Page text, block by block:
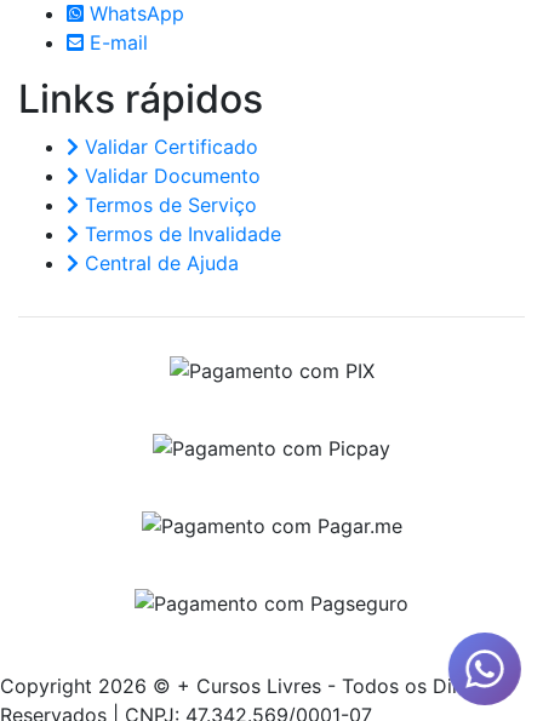
WhatsApp
E-mail
Links rápidos
Validar Certificado
Validar Documento
Termos de Serviço
Termos de Invalidade
Central de Ajuda
Copyright 2026 © + Cursos Livres - Todos os Direitos
Reservados | CNPJ: 47.342.569/0001-07